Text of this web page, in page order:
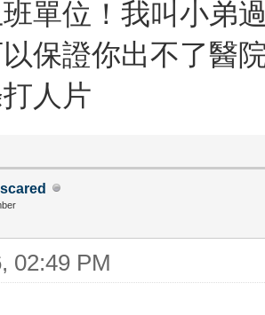
單位！我叫小弟
保證你出不了醫
人片
02:49 PM